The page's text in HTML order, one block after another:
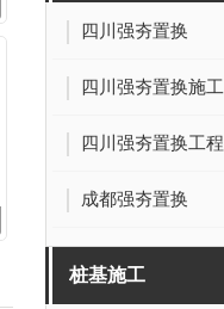
四川强夯置换
四川强夯置换施工
四川强夯置换工程
成都强夯置换
桩基施工